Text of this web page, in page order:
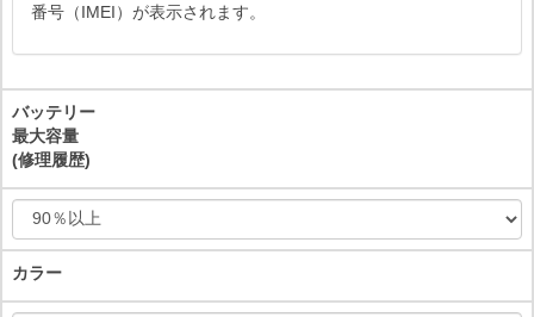
番号（IMEI）が表示されます。
バッテリー
最大容量
(修理履歴)
カラー